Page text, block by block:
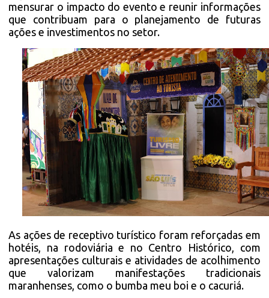
mensurar o impacto do evento e reunir informações
que contribuam para o planejamento de futuras
ações e investimentos no setor.
As ações de receptivo turístico foram reforçadas em
hotéis, na rodoviária e no Centro Histórico, com
apresentações culturais e atividades de acolhimento
que valorizam manifestações tradicionais
maranhenses, como o bumba meu boi e o cacuriá.